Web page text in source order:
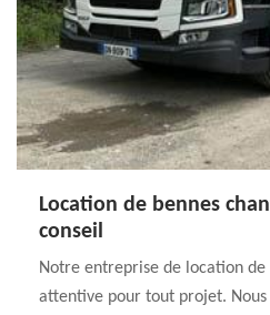
Location de bennes
conseil
Notre entreprise de location de
attentive pour tout projet. Nous